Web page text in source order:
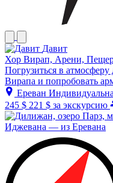
Давит
Хор Вирап, Арени,
Погрузиться в
Вирапа и попробовать
Ереван
245 $ 221 $ за экскурсию